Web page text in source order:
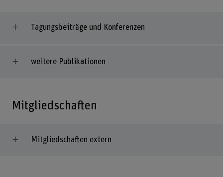
Tagungsbeiträge und Konferenzen
weitere Publikationen
Mitgliedschaften
Mitgliedschaften extern